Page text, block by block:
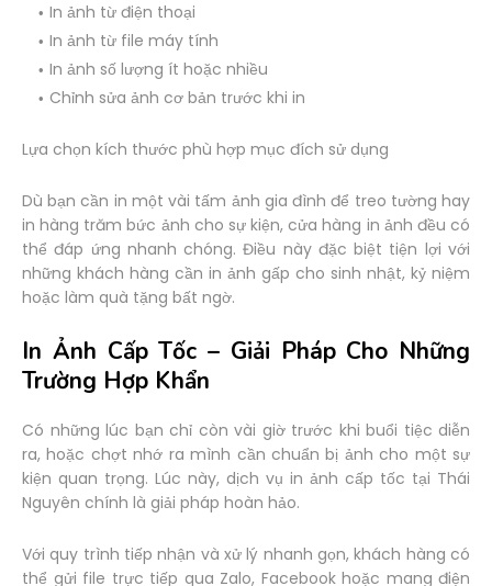
In ảnh từ điện thoại
In ảnh từ file máy tính
In ảnh số lượng ít hoặc nhiều
Chỉnh sửa ảnh cơ bản trước khi in
Lựa chọn kích thước phù hợp mục đích sử dụng
Dù bạn cần in một vài tấm ảnh gia đình để treo tường hay
in hàng trăm bức ảnh cho sự kiện, cửa hàng in ảnh đều có
thể đáp ứng nhanh chóng. Điều này đặc biệt tiện lợi với
những khách hàng cần in ảnh gấp cho sinh nhật, kỷ niệm
hoặc làm quà tặng bất ngờ.
In Ảnh Cấp Tốc – Giải Pháp Cho Những
Trường Hợp Khẩn
Có những lúc bạn chỉ còn vài giờ trước khi buổi tiệc diễn
ra, hoặc chợt nhớ ra mình cần chuẩn bị ảnh cho một sự
kiện quan trọng. Lúc này, dịch vụ in ảnh cấp tốc tại Thái
Nguyên chính là giải pháp hoàn hảo.
Với quy trình tiếp nhận và xử lý nhanh gọn, khách hàng có
thể gửi file trực tiếp qua Zalo, Facebook hoặc mang điện